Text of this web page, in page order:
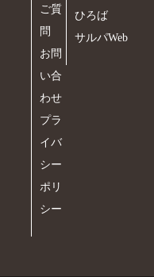
ご質
問
お問
い合
わせ
プラ
イバ
シー
ポリ
シー
ひろば
サルパWeb